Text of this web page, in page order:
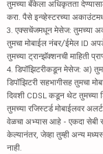
तुमच्या बँकेला अधिकृतता
करा. पैसे इन्व्हेस्टरच्या
3. एक्सचेंजमधून मेसेज: तुमच्या
तुमचा मोबाईल नंबर/ईमेल ID
तुमच्या ट्रान्झॅक्शनची माहिती
4. डिपॉझिटरीकडून मेसेज: अ)
डिपॉझिटरी सहभागीसह तुमचा
दिवशी CDSL कडून थेट तुमच्या
तुमच्या रजिस्टर्ड मोबाईलवर
वेळचा अभ्यास आहे - एकदा सेबी
केल्यानंतर, जेव्हा तुम्ही अन्य
नाही.